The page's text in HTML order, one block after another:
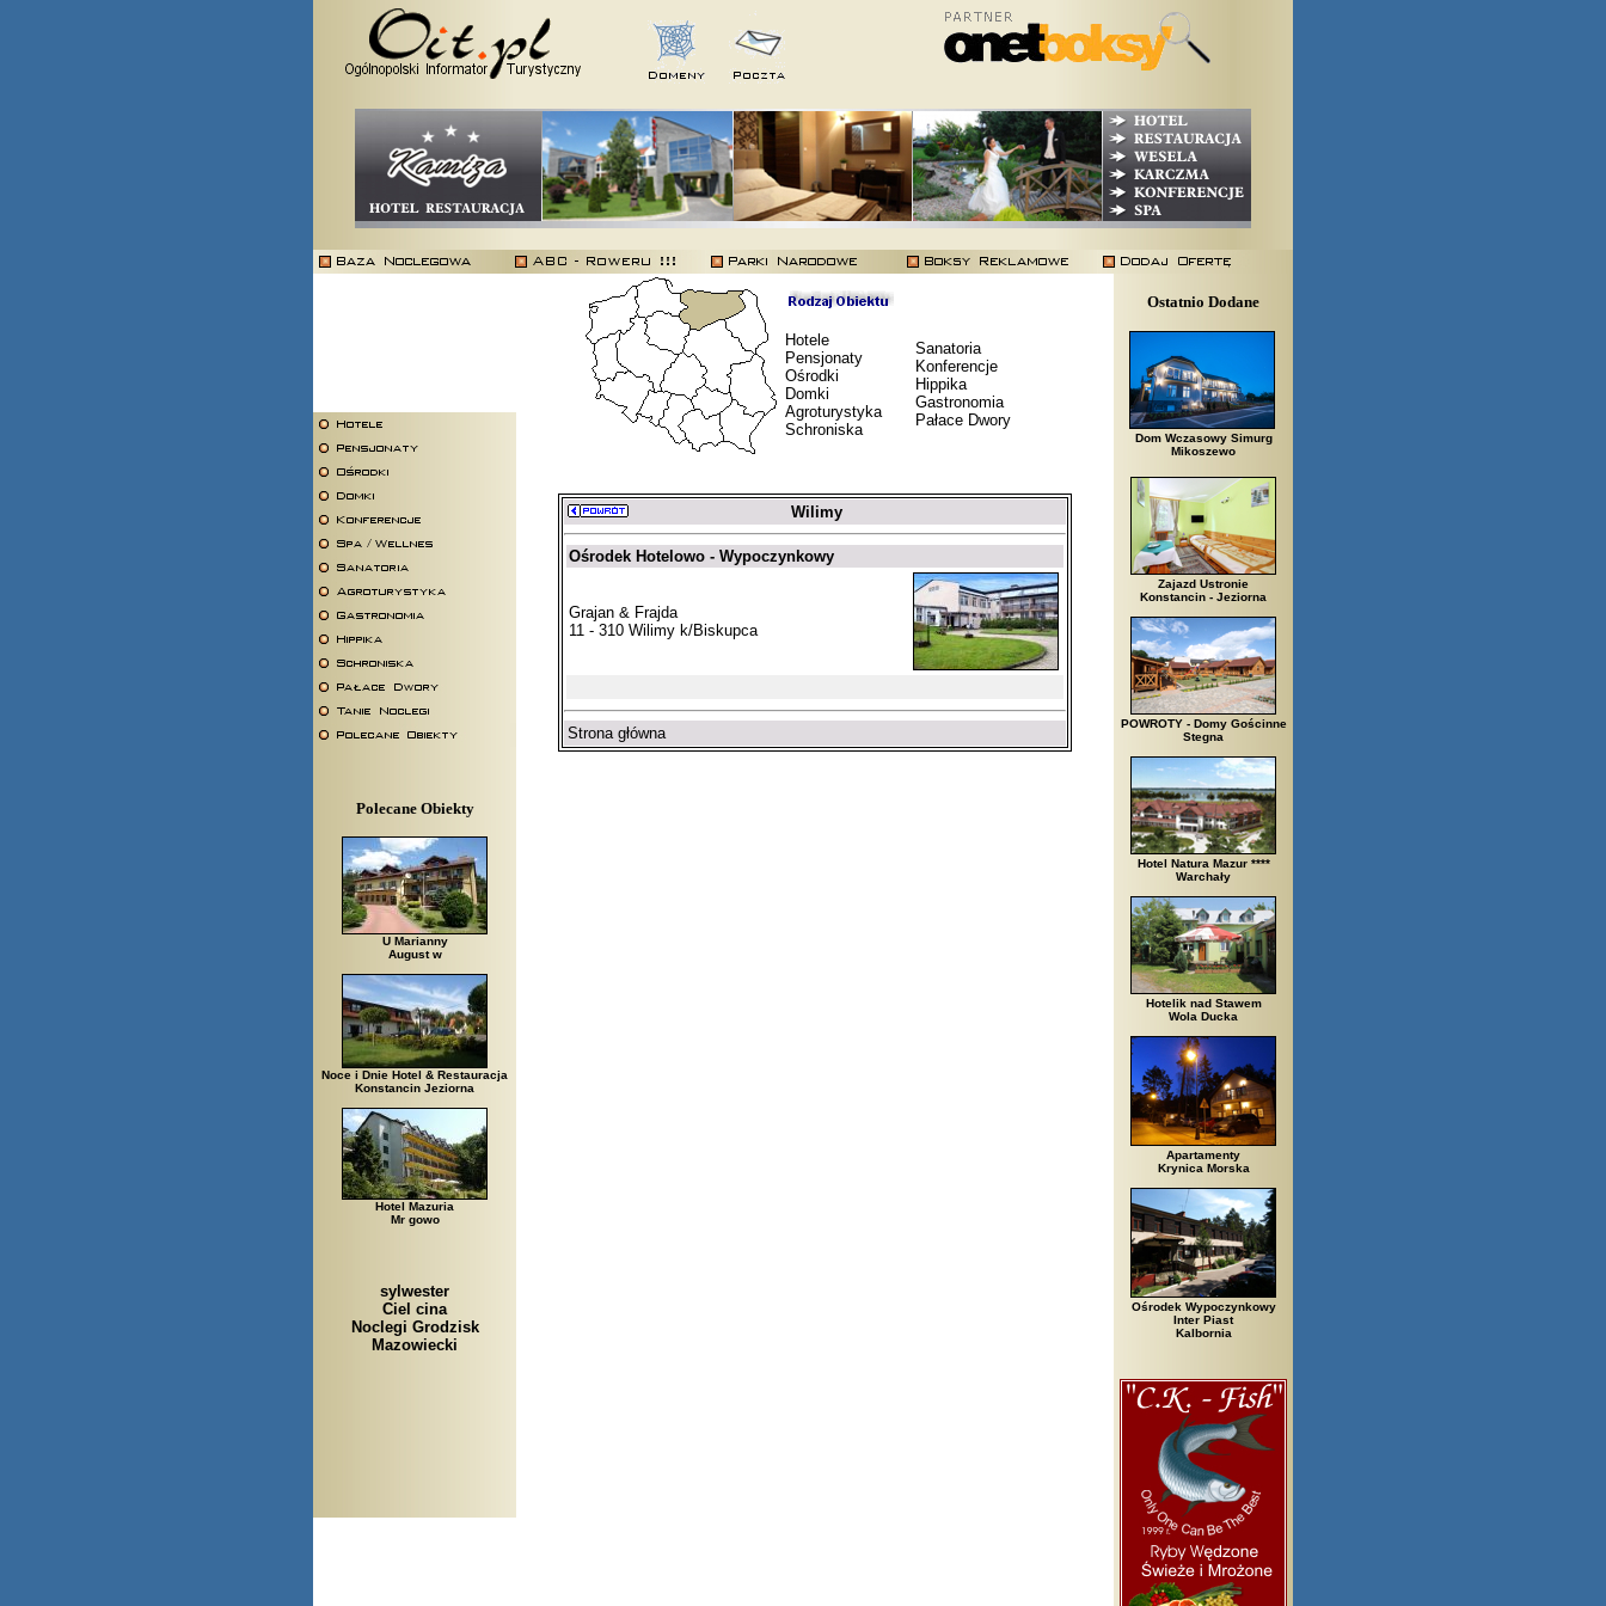
Polecane Obiekty
U Marianny
August w
Noce i Dnie Hotel & Restauracja
Konstancin Jeziorna
Hotel Mazuria
Mr gowo
sylwester
Ciel cina
Noclegi Grodzisk
Mazowiecki
Hotele
Pensjonaty
Ośrodki
Domki
Agroturystyka
Schroniska
Sanatoria
Konferencje
Hippika
Gastronomia
Pałace Dwory
Wilimy
Ośrodek Hotelowo - Wypoczynkowy
Grajan & Frajda
11 - 310 Wilimy k/Biskupca
Strona główna
Arłamów, Augustów, Babice Stare, Bachanowo, Barczewo, Bardo, Białobrzegi, Białowieża, Bielsko Biała, Biały Bór, Biały Dunajec, Białystok,
Ostatnio Dodane
Dom Wczasowy Simurg
Mikoszewo
Zajazd Ustronie
Konstancin - Jeziorna
POWROTY - Domy Gościnne
Stegna
Hotel Natura Mazur ****
Warchały
Hotelik nad Stawem
Wola Ducka
Apartamenty
Krynica Morska
Ośrodek Wypoczynkowy
Inter Piast
Kalbornia